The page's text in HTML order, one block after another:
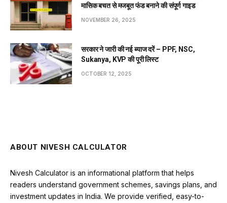
मासिक बचत से मजबूत फंड बनाने की संपूर्ण गाइड
NOVEMBER 26, 2025
सरकार ने जारी की नई ब्याज दरें – PPF, NSC,
Sukanya, KVP की पूरी लिस्ट
OCTOBER 12, 2025
ABOUT NIVESH CALCULATOR
Nivesh Calculator is an informational platform that helps
readers understand government schemes, savings plans, and
investment updates in India. We provide verified, easy-to-